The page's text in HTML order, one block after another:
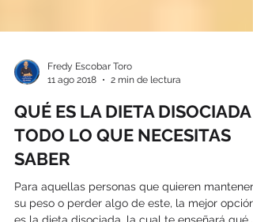
11 ago 2018
2 min de lectura
QUÉ ES LA DIETA DISOCIADA
TODO LO QUE NECESITAS
SABER
Para aquellas personas que quieren mantener